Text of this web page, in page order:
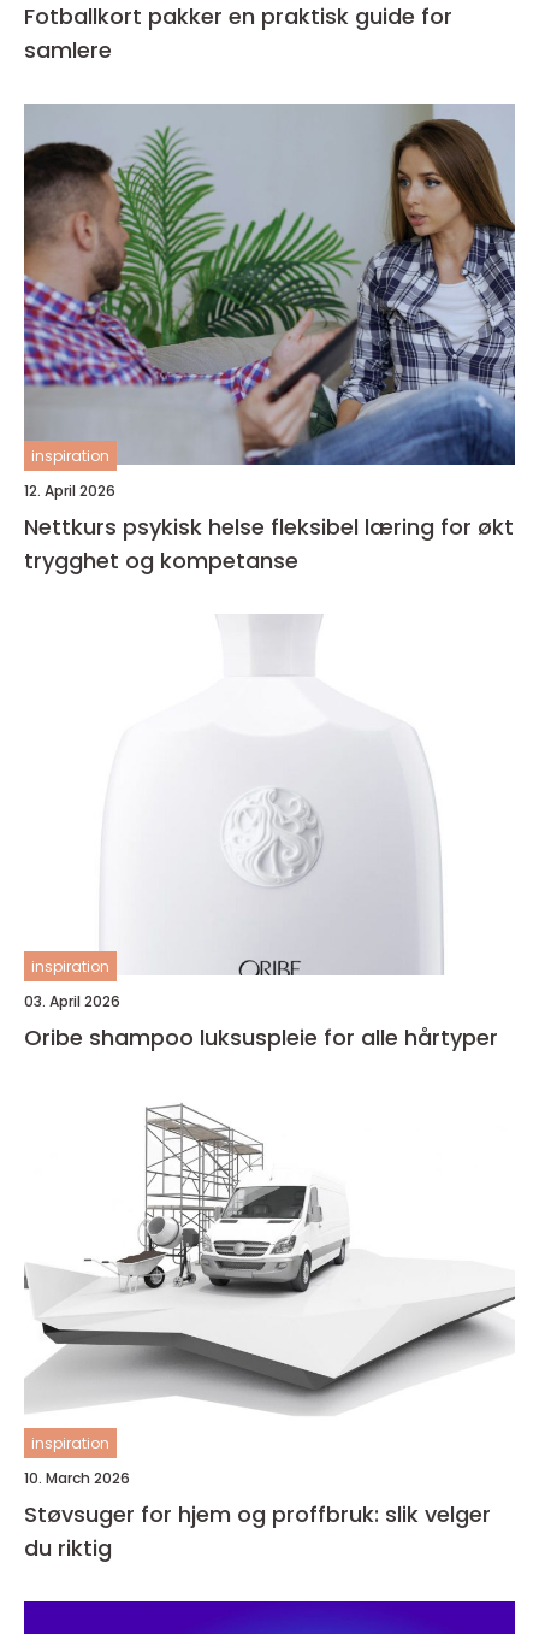
Fotballkort pakker en praktisk guide for
samlere
inspiration
12. April 2026
Nettkurs psykisk helse fleksibel læring for økt
trygghet og kompetanse
inspiration
03. April 2026
Oribe shampoo luksuspleie for alle hårtyper
inspiration
10. March 2026
Støvsuger for hjem og proffbruk: slik velger
du riktig